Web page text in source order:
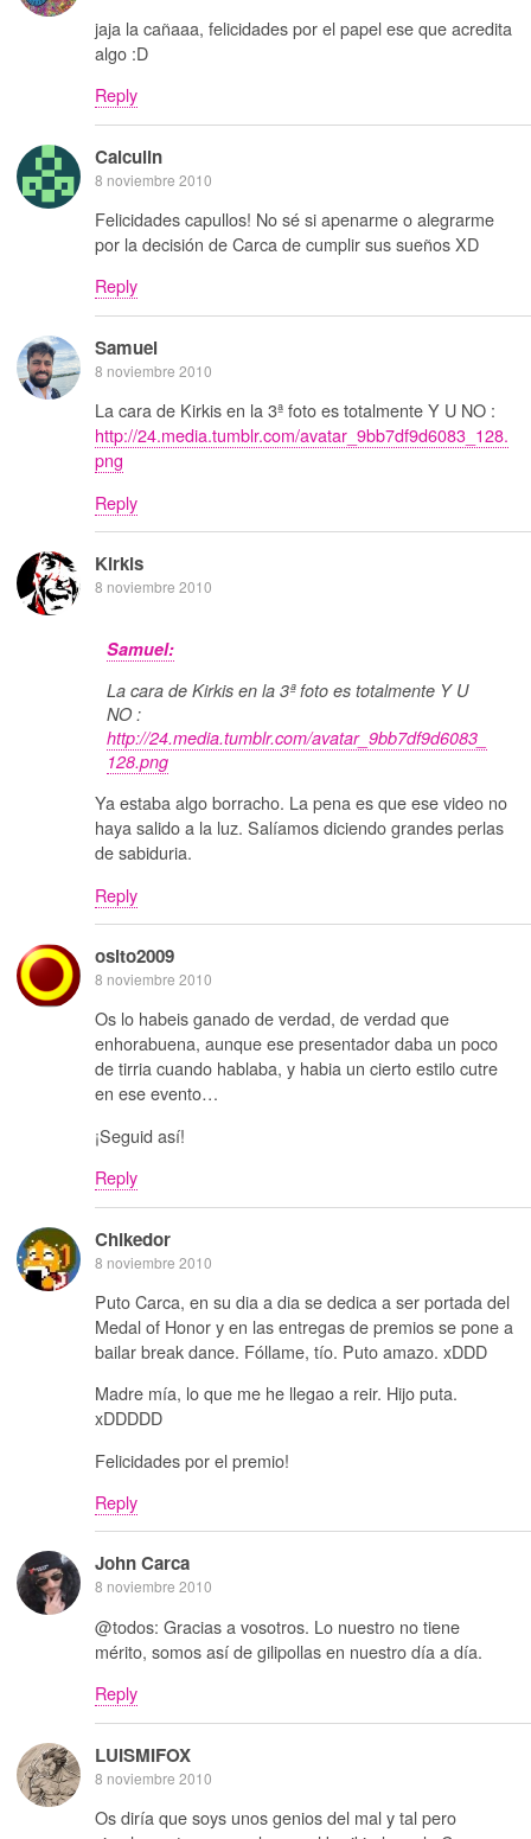
jaja la cañaaa, felicidades por el papel ese que acredita
algo :D
Reply
Calculin
8 noviembre 2010
Felicidades capullos! No sé si apenarme o alegrarme
por la decisión de Carca de cumplir sus sueños XD
Reply
Samuel
8 noviembre 2010
La cara de Kirkis en la 3ª foto es totalmente Y U NO :
http://24.media.tumblr.com/avatar_9bb7df9d6083_128.
png
Reply
Kirkis
8 noviembre 2010
Samuel:
La cara de Kirkis en la 3ª foto es totalmente Y U
NO :
http://24.media.tumblr.com/avatar_9bb7df9d6083_
128.png
Ya estaba algo borracho. La pena es que ese video no
haya salido a la luz. Salíamos diciendo grandes perlas
de sabiduria.
Reply
osito2009
8 noviembre 2010
Os lo habeis ganado de verdad, de verdad que
enhorabuena, aunque ese presentador daba un poco
de tirria cuando hablaba, y habia un cierto estilo cutre
en ese evento…
¡Seguid así!
Reply
Chikedor
8 noviembre 2010
Puto Carca, en su dia a dia se dedica a ser portada del
Medal of Honor y en las entregas de premios se pone a
bailar break dance. Fóllame, tío. Puto amazo. xDDD
Madre mía, lo que me he llegao a reir. Hijo puta.
xDDDDD
Felicidades por el premio!
Reply
John Carca
8 noviembre 2010
@todos: Gracias a vosotros. Lo nuestro no tiene
mérito, somos así de gilipollas en nuestro día a día.
Reply
LUISMIFOX
8 noviembre 2010
Os diría que soys unos genios del mal y tal pero